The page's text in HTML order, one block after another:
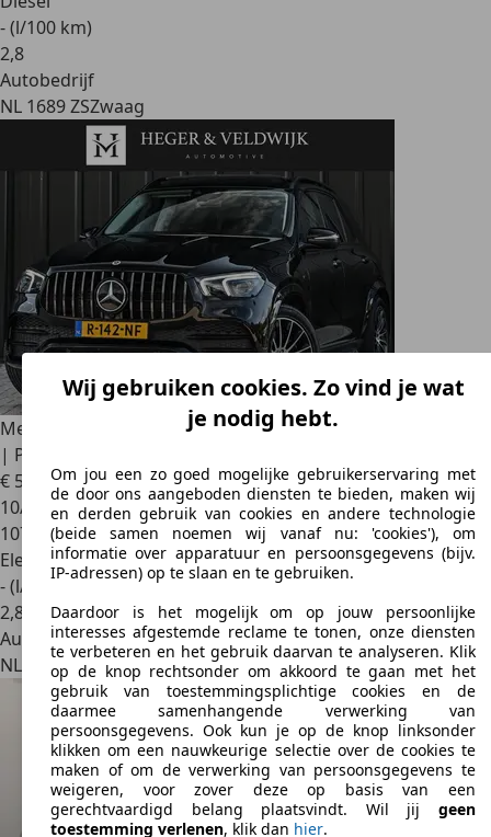
- (l/100 km)
2,8
Autobedrijf
NL 1689 ZSZwaag
Mercedes-Benz GLE 350de 4MATIC Premium Plus AMG Line
| Panoramadak | Bu
€ 50.9001
10/2021
107.545 km
Elektro/Diesel
- (l/100 km)
2,8
Autobedrijf
NL 3845 MBHarderwijk
Wij gebruiken cookies. Zo vind je wat
je nodig hebt.
Om jou een zo goed mogelijke gebruikerservaring met
de door ons aangeboden diensten te bieden, maken wij
en derden gebruik van cookies en andere technologie
(beide samen noemen wij vanaf nu: 'cookies'), om
informatie over apparatuur en persoonsgegevens (bijv.
IP-adressen) op te slaan en te gebruiken.
Daardoor is het mogelijk om op jouw persoonlijke
interesses afgestemde reclame te tonen, onze diensten
te verbeteren en het gebruik daarvan te analyseren. Klik
op de knop rechtsonder om akkoord te gaan met het
gebruik van toestemmingsplichtige cookies en de
daarmee samenhangende verwerking van
persoonsgegevens. Ook kun je op de knop linksonder
klikken om een nauwkeurige selectie over de cookies te
maken of om de verwerking van persoonsgegevens te
weigeren, voor zover deze op basis van een
gerechtvaardigd belang plaatsvindt. Wil jij geen
toestemming verlenen, klik dan hier.